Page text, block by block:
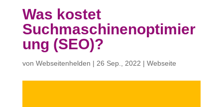
Was kostet
Suchmaschinenoptimier
ung (SEO)?
von Webseitenhelden | 26 Sep., 2022 | Webseite